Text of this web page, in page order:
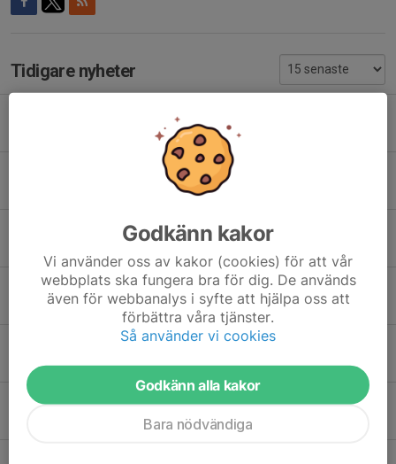
Tidigare nyheter
Oavgjort med mersmak
Oavgjort i toppmöte
Förlust mot Rengsjö
Full pott mot Marma
17 jun, 23:37
Skön seger i derbyt
11 jun, 00:29
Seger på Helsingehus arena
Godkänn kakor
Vi använder oss av kakor (cookies) för att vår
webbplats ska fungera bra för dig. De används
även för webbanalys i syfte att hjälpa oss att
förbättra våra tjänster.
Så använder vi cookies
Godkänn alla kakor
Bara nödvändiga